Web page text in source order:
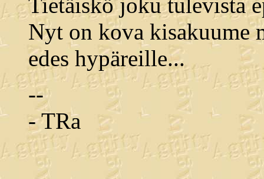
Tietäiskö joku tulevista
Nyt on kova kisakuume
edes hypäreille...
--
- TRa